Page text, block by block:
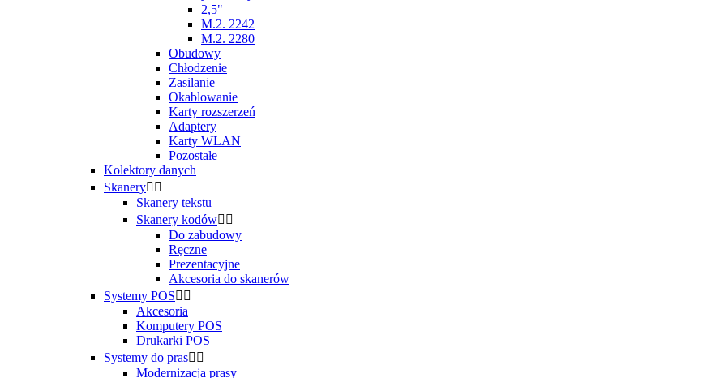
2,5"
M.2. 2242
M.2. 2280
Obudowy
Chłodzenie
Zasilanie
Okablowanie
Karty rozszerzeń
Adaptery
Karty WLAN
Pozostałe
Kolektory danych
Skanery 
Skanery tekstu
Skanery kodów 
Do zabudowy
Ręczne
Prezentacyjne
Akcesoria do skanerów
Systemy POS 
Akcesoria
Komputery POS
Drukarki POS
Systemy do pras 
Modernizacja prasy